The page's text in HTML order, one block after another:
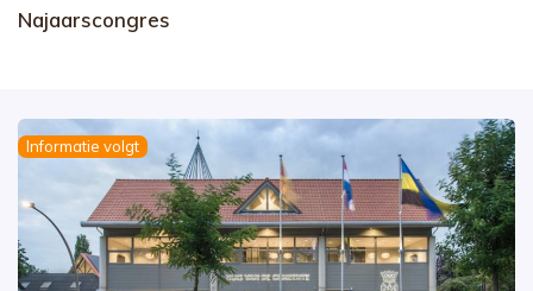
Najaarscongres
Informatie volgt